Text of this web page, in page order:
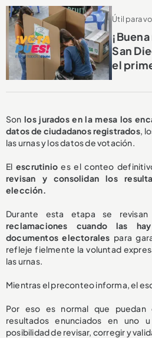
Útil para
San
el
Sonlos jurados en la mesa los
datos de ciudadanos registrados,
las urnas y los datos de votación.
El escrutinioes el conteo
revisan y consolidan los
elección.
Durante esta etapa se revisan
reclamaciones cuando las
documentos electorales para
refleje fielmente la voluntad
las urnas.
Mientras el preconteo informa, el
Por eso es normal que puedan
resultados enunciados en
posibilidad de revisar, corregir y